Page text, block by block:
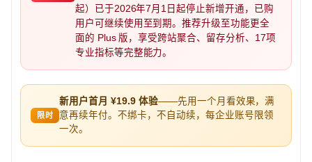
起）已于2026年7月1日起停止新增开通，已购
用户可继续使用至到期。推荐升级至功能更全
面的 Plus 版，享受跨站聚合、留存分析、17项
专业指标等完整能力。
限时
新用户首月 ¥19.9 体验——先用一个月看效果，满
意再续年付。不绑卡，不自动续，每企业账号限领
一次。